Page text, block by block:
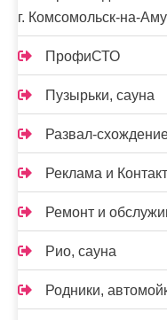
г. Комсомольск-на-
ПрофиСТО
Пузырьки, сауна
Развал-
Реклама и
Ремонт и
Рио, сауна
Родники,